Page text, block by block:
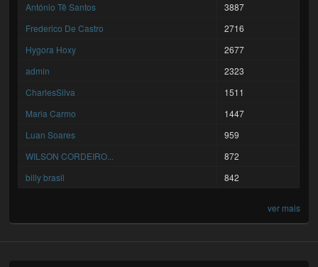
António Tê Santos
3887
Frederico De Castro
2716
Hygora Hoxy
2677
admin
2323
CharlesSilva
1511
Maria Carmo
1447
Luan Soares
959
WILSON CORDEIRO...
872
billy brasil
842
ver mais